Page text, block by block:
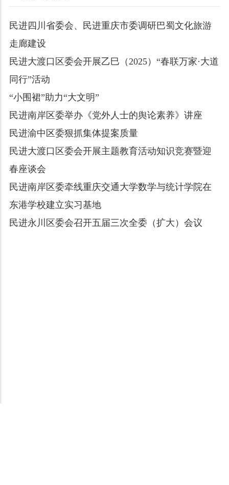
民进四川省委会、民进重庆市委调研巴蜀文化旅游
走廊建设
民进大渡口区委会开展乙巳（2025）“春联万家·大道
同行”活动
“小围裙”助力“大文明”
民进南岸区委举办《党外人士的舆论素养》讲座
民进渝中区委狠抓集体提案质量
民进大渡口区委会开展主题教育活动知识竞赛暨迎
春座谈会
民进南岸区委牵线重庆交通大学数学与统计学院在
东港学校建立实习基地
民进永川区委会召开五届三次全委（扩大）会议